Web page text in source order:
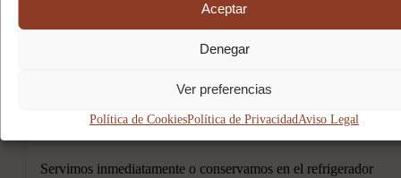
Aceptar
Denegar
Ver preferencias
Política de CookiesPolítica de PrivacidadAviso Legal
Colocamos los rollitos en una fuente de servir.
Servimos inmediatamente o conservamos en el refrigerador